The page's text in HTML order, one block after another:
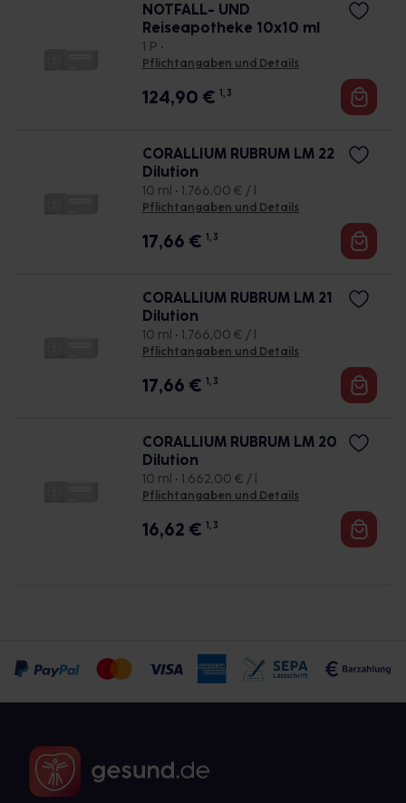
NOTFALL- UND
Reiseapotheke 10x10 ml
1 P •
Pflichtangaben und Details
124,90 € 1, 3
CORALLIUM RUBRUM LM 22
Dilution
10 ml • 1.766,00 € / l
Pflichtangaben und Details
17,66 € 1, 3
CORALLIUM RUBRUM LM 21
Dilution
10 ml • 1.766,00 € / l
Pflichtangaben und Details
17,66 € 1, 3
CORALLIUM RUBRUM LM 20
Dilution
10 ml • 1.662,00 € / l
Pflichtangaben und Details
16,62 € 1, 3